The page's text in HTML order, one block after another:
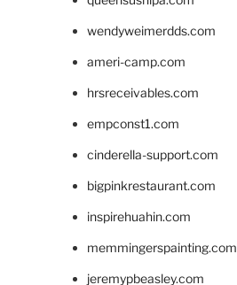
wendyweimerdds.com
ameri-camp.com
hrsreceivables.com
empconst1.com
cinderella-support.com
bigpinkrestaurant.com
inspirehuahin.com
memmingerspainting.com
jeremypbeasley.com